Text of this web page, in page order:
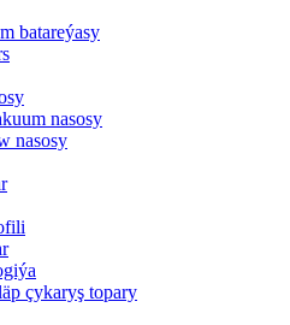
batareýasy
nasosy
nasosy
çykaryş topary